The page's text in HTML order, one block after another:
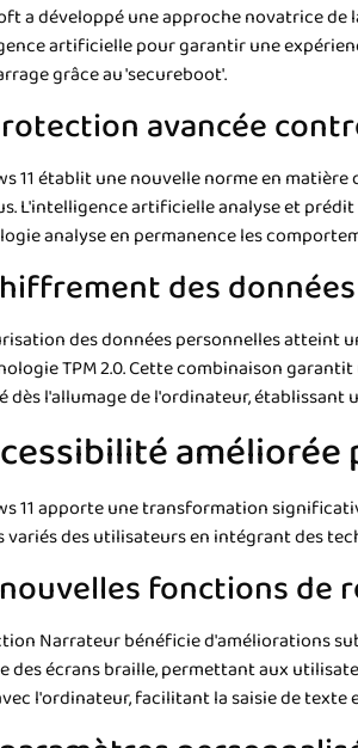
a développé une approche novatrice
artificielle pour garantir une
grâce au 'secureboot'.
avancée
11 établit une nouvelle norme en
L'intelligence artificielle analyse et
analyse en permanence les
des
des données personnelles atteint
TPM 2.0. Cette combinaison
dès l'allumage de l'ordinateur,
11 apporte une transformation
variés des utilisateurs en intégrant des
fonctions de
Narrateur bénéficie d'améliorations
des écrans braille, permettant aux
l'ordinateur, facilitant la saisie de